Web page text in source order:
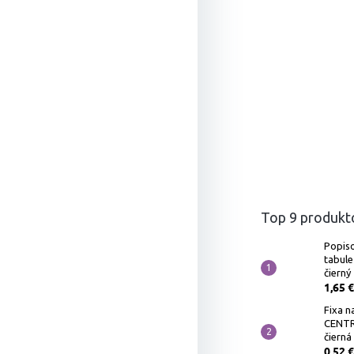
Top 9
tabule
čierný
1,65 €
Fixa
čierná